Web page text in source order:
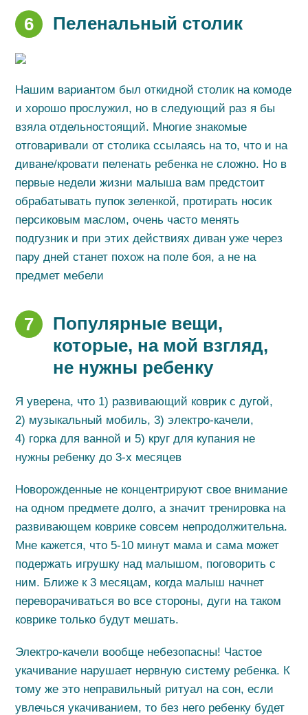
6 Пеленальный столик
Нашим вариантом был откидной столик на комоде
и хорошо прослужил, но в следующий раз я бы
взяла отдельностоящий. Многие знакомые
отговаривали от столика ссылаясь на то, что и на
диване/кровати пеленать ребенка не сложно. Но в
первые недели жизни малыша вам предстоит
обрабатывать пупок зеленкой, протирать носик
персиковым маслом, очень часто менять
подгузник и при этих действиях диван уже через
пару дней станет похож на поле боя, а не на
предмет мебели
7
Популярные вещи,
которые, на мой взгляд,
не нужны ребенку
Я уверена, что 1) развивающий коврик с дугой,
2) музыкальный мобиль, 3) электро-качели,
4) горка для ванной и 5) круг для купания не
нужны ребенку до 3-х месяцев
Новорожденные не концентрируют свое внимание
на одном предмете долго, а значит тренировка на
развивающем коврике совсем непродолжительна.
Мне кажется, что 5-10 минут мама и сама может
подержать игрушку над малышом, поговорить с
ним. Ближе к 3 месяцам, когда малыш начнет
переворачиваться во все стороны, дуги на таком
коврике только будут мешать.
Электро-качели вообще небезопасны! Частое
укачивание нарушает нервную систему ребенка. К
тому же это неправильный ритуал на сон, если
увлечься укачиванием, то без него ребенку будет